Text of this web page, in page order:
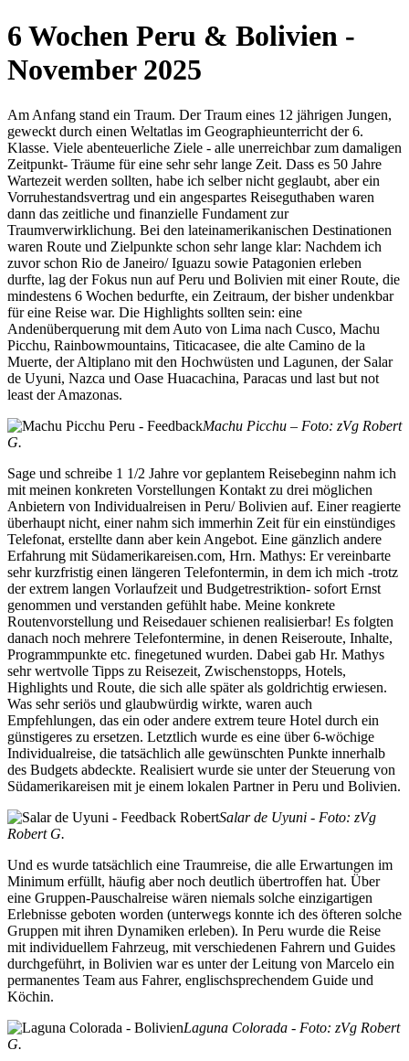
6 Wochen Peru & Bolivien -
November 2025
Am Anfang stand ein Traum. Der Traum eines 12 jährigen Jungen,
geweckt durch einen Weltatlas im Geographieunterricht der 6.
Klasse. Viele abenteuerliche Ziele - alle unerreichbar zum damaligen
Zeitpunkt- Träume für eine sehr sehr lange Zeit. Dass es 50 Jahre
Wartezeit werden sollten, habe ich selber nicht geglaubt, aber ein
Vorruhestandsvertrag und ein angespartes Reiseguthaben waren
dann das zeitliche und finanzielle Fundament zur
Traumverwirklichung. Bei den lateinamerikanischen Destinationen
waren Route und Zielpunkte schon sehr lange klar: Nachdem ich
zuvor schon Rio de Janeiro/ Iguazu sowie Patagonien erleben
durfte, lag der Fokus nun auf Peru und Bolivien mit einer Route, die
mindestens 6 Wochen bedurfte, ein Zeitraum, der bisher undenkbar
für eine Reise war. Die Highlights sollten sein: eine
Andenüberquerung mit dem Auto von Lima nach Cusco, Machu
Picchu, Rainbowmountains, Titicacasee, die alte Camino de la
Muerte, der Altiplano mit den Hochwüsten und Lagunen, der Salar
de Uyuni, Nazca und Oase Huacachina, Paracas und last but not
least der Amazonas.
Machu Picchu – Foto: zVg Robert
G.
Sage und schreibe 1 1/2 Jahre vor geplantem Reisebeginn nahm ich
mit meinen konkreten Vorstellungen Kontakt zu drei möglichen
Anbietern von Individualreisen in Peru/ Bolivien auf. Einer reagierte
überhaupt nicht, einer nahm sich immerhin Zeit für ein einstündiges
Telefonat, erstellte dann aber kein Angebot. Eine gänzlich andere
Erfahrung mit Südamerikareisen.com, Hrn. Mathys: Er vereinbarte
sehr kurzfristig einen längeren Telefontermin, in dem ich mich -trotz
der extrem langen Vorlaufzeit und Budgetrestriktion- sofort Ernst
genommen und verstanden gefühlt habe. Meine konkrete
Routenvorstellung und Reisedauer schienen realisierbar! Es folgten
danach noch mehrere Telefontermine, in denen Reiseroute, Inhalte,
Programmpunkte etc. finegetuned wurden. Dabei gab Hr. Mathys
sehr wertvolle Tipps zu Reisezeit, Zwischenstopps, Hotels,
Highlights und Route, die sich alle später als goldrichtig erwiesen.
Was sehr seriös und glaubwürdig wirkte, waren auch
Empfehlungen, das ein oder andere extrem teure Hotel durch ein
günstigeres zu ersetzen. Letztlich wurde es eine über 6-wöchige
Individualreise, die tatsächlich alle gewünschten Punkte innerhalb
des Budgets abdeckte. Realisiert wurde sie unter der Steuerung von
Südamerikareisen mit je einem lokalen Partner in Peru und Bolivien.
Salar de Uyuni - Foto: zVg
Robert G.
Und es wurde tatsächlich eine Traumreise, die alle Erwartungen im
Minimum erfüllt, häufig aber noch deutlich übertroffen hat. Über
eine Gruppen-Pauschalreise wären niemals solche einzigartigen
Erlebnisse geboten worden (unterwegs konnte ich des öfteren solche
Gruppen mit ihren Dynamiken erleben). In Peru wurde die Reise
mit individuellem Fahrzeug, mit verschiedenen Fahrern und Guides
durchgeführt, in Bolivien war es unter der Leitung von Marcelo ein
permanentes Team aus Fahrer, englischsprechendem Guide und
Köchin.
Laguna Colorada - Foto: zVg Robert
G.